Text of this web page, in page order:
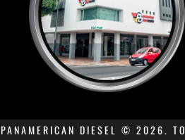
PANAMERICAN DIESEL © 2026.